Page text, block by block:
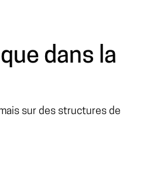
dans la
sur des structures de